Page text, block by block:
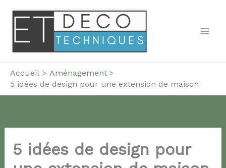
contenu
Accueil
Aménagement
5 idées de design pour une extension de maison
5 idées de design pour